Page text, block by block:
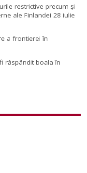
restrictive precum și
ale Finlandei 28 iulie
a frontierei în
răspândit boala în